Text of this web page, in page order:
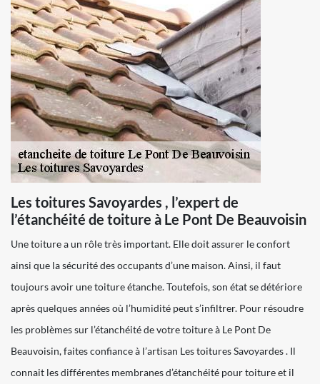
Les toitures Savoyardes , l’expert de
l’étanchéité de toiture à Le Pont De Beauvoisin
Une toiture a un rôle très important. Elle doit assurer le confort
ainsi que la sécurité des occupants d’une maison. Ainsi, il faut
toujours avoir une toiture étanche. Toutefois, son état se détériore
après quelques années où l’humidité peut s’infiltrer. Pour résoudre
les problèmes sur l’étanchéité de votre toiture à Le Pont De
Beauvoisin, faites confiance à l’artisan Les toitures Savoyardes . Il
connait les différentes membranes d’étanchéité pour toiture et il